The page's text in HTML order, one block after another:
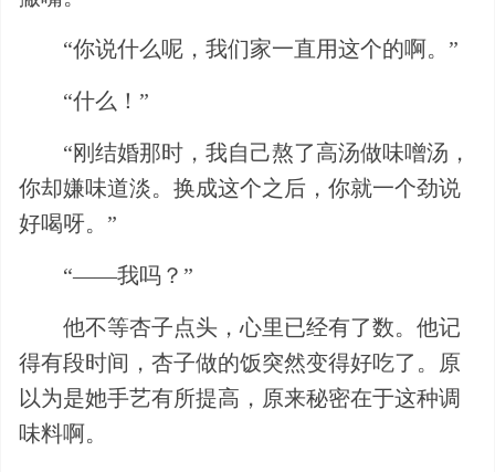
“你说什么呢，我们家一直用这个的啊。”
“什么！”
“刚结婚那时，我自己熬了高汤做味噌汤，
你却嫌味道淡。换成这个之后，你就一个劲说
好喝呀。”
“——我吗？”
他不等杏子点头，心里已经有了数。他记
得有段时间，杏子做的饭突然变得好吃了。原
以为是她手艺有所提高，原来秘密在于这种调
味料啊。